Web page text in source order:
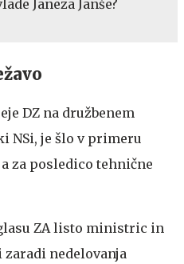
Janeza Janše?
DZ na družbenem
NSi, je šlo v primeru
za posledico tehnične
ZA listo ministric in
nedelovanja